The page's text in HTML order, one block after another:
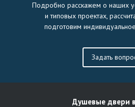
Подробно расскажем о наших
и типовых проектах,
подготовим
Задать
Душевые двери